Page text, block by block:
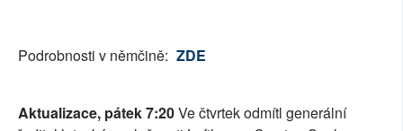
Podrobnosti v němčině: ZDE
Aktualizace, pátek 7:20Ve čtvrtek odmítl generální